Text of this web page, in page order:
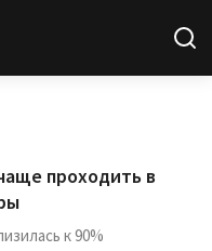
проходить в
к 90%